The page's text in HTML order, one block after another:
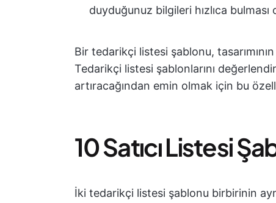
duyduğunuz bilgileri hızlıca
Bir tedarikçi listesi şablonu,
Tedarikçi listesi şablonlarını
artıracağından emin olmak için bu
10 Satıcı Listesi
İki tedarikçi listesi şablonu birbirinin